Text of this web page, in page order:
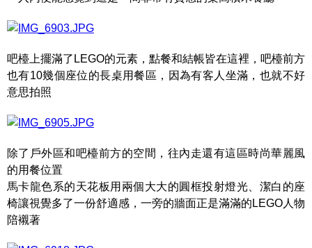
吧檯上擺滿了LEGO的元素，點餐和結帳皆在這裡，吧檯前方
也有10幾個座位的長桌用餐區，因為有客人坐滿，也就不好
意思拍照
除了戶外區和吧檯前方的空間，往內走還有這區時尚華麗風
的用餐位置
馬卡龍色系的天花板用兩個大大的圓框投射燈光、潔白的座
椅讓視覺多了一份舒適感，一旁的牆面正是滿滿的LEGO人物
陪襯著